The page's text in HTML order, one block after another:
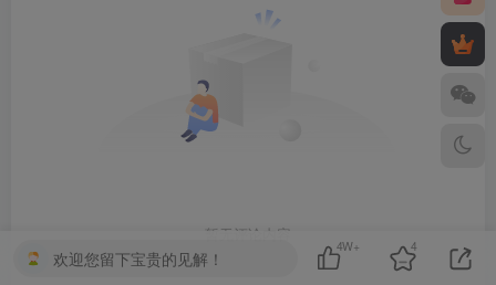
暂无评论内容
欢迎您留下宝贵的见解！
4W+ 4